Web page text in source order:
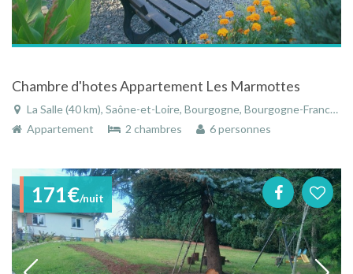
Chambre d'hotes Appartement Les Marmottes
La Salle (40 km), Saône-et-Loire, Bourgogne, Bourgogne-Franche-Comté, France
Appartement
2 chambres 6 personnes
171€/nuit